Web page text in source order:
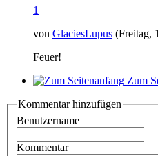
1
von GlaciesLupus (Freitag,
Feuer!
Zum
Kommentar hinzufügen
Benutzername
Kommentar